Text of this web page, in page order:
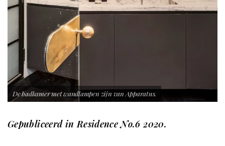
De badkamer met wandlampen zijn van Apparatus.
Gepubliceerd in Residence No.6 2020.